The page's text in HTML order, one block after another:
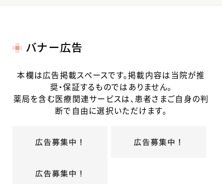
バナー広告
本欄は広告掲載スペースです。掲載内容は当院が推
奨・保証するものではありません。
薬局を含む医療関連サービスは、患者さまご自身の判
断で自由に選択いただけます。